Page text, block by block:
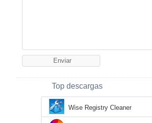
Top descargas
Wise Registry Cleaner